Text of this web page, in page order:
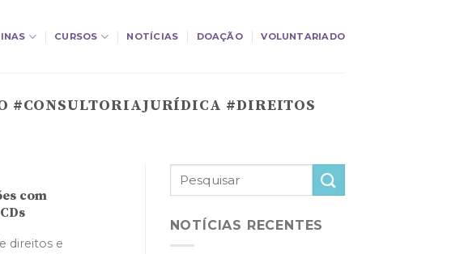
CURSOS NOTÍCIAS DOAÇÃO VOLUNTARIADO
#CONSULTORIAJURÍDICA #DIREITOS
com
direitos e
NOTÍCIAS RECENTES